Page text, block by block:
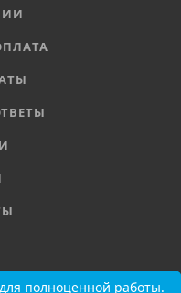
78 полноценной работы.
полноценной работы.